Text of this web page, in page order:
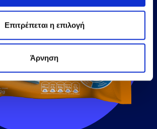
Επιτρέπεται η επιλογή
Άρνηση